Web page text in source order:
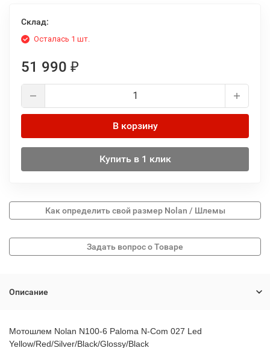
Склад:
Осталась 1 шт.
51 990 ₽
В корзину
Купить в 1 клик
Как определить свой размер Nolan / Шлемы
Описание
Мотошлем Nolan N100-6 Paloma N-Com 027 Led
Yellow/Red/Silver/Black/Glossy/Black